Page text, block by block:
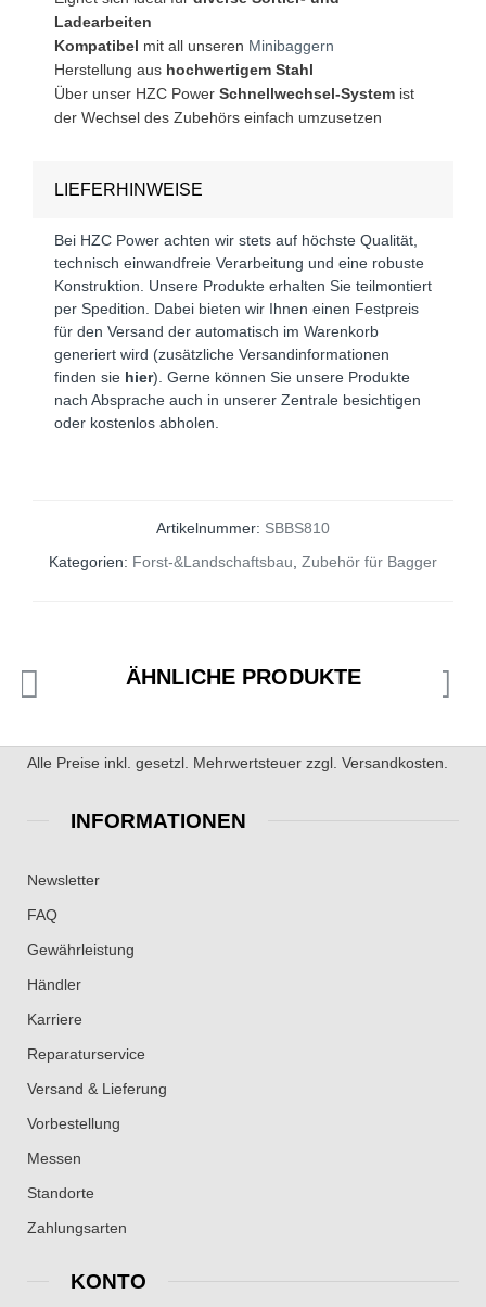
Ladearbeiten
Kompatibel mit all unseren Minibaggern
Herstellung aus hochwertigem Stahl
Über unser HZC Power Schnellwechsel-Systemist
der Wechsel des Zubehörs einfach umzusetzen
LIEFERHINWEISE
Bei HZC Power achten wir stets auf höchste Qualität,
technisch einwandfreie Verarbeitung und eine robuste
Konstruktion. Unsere Produkte erhalten Sie teilmontiert
per Spedition. Dabei bieten wir Ihnen einen Festpreis
für den Versand der automatisch im Warenkorb
generiert wird (zusätzliche Versandinformationen
finden sie hier). Gerne können Sie unsere Produkte
nach Absprache auch in unserer Zentrale besichtigen
oder kostenlos abholen.
Artikelnummer: SBBS810
Kategorien: Forst-&Landschaftsbau, Zubehör für Bagger
ÄHNLICHE PRODUKTE
Alle Preise inkl. gesetzl. Mehrwertsteuer zzgl. Versandkosten.
INFORMATIONEN
Newsletter
FAQ
Gewährleistung
Händler
Karriere
Reparaturservice
Versand & Lieferung
Vorbestellung
Messen
Standorte
Zahlungsarten
KONTO